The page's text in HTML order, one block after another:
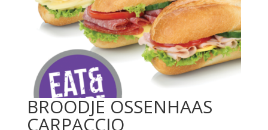
BROODJE OSSENHAAS
CARPACCIO